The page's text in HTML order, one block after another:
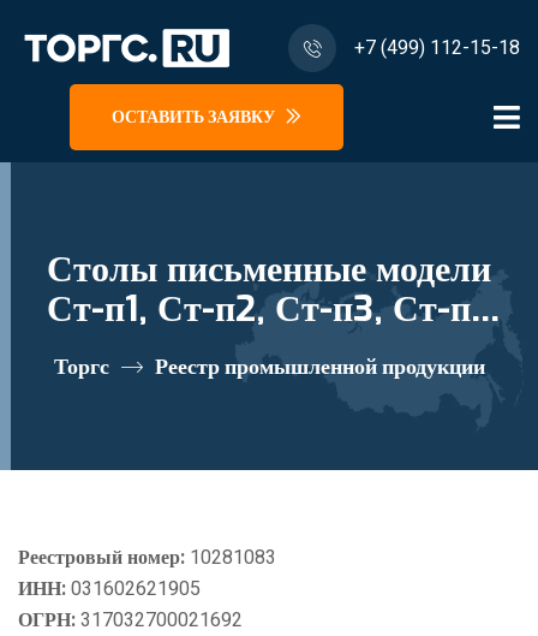
+7 (499) 112-15-18
ОСТАВИТЬ ЗАЯВКУ
Столы письменные модели
Ст-п1, Ст-п2, Ст-п3, Ст-п4
реестровый номер 10281083
Торгс Реестр промышленной продукции
Реестровый номер: 10281083
ИНН:031602621905
ОГРН:317032700021692